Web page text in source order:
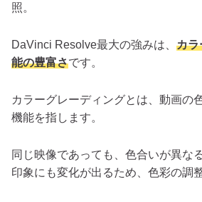
照。
DaVinci Resolve最大の強みは、 カラ
能の豊富さです。
カラーグレーディングとは、動画の
機能を指します。
同じ映像であっても、色合いが異な
印象にも変化が出るため、色彩の調